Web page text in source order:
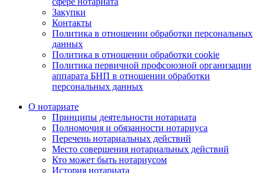
Закупки
Контакты
Политика в отношении обработки персональных
данных
Политика в отношении обработки cookie
Политика первичной профсоюзной организации
аппарата БНП в отношении обработки
персональных данных
О нотариате
Принципы деятельности нотариата
Полномочия и обязанности нотариуса
Перечень нотариальных действий
Место совершения нотариальных действий
Кто может быть нотариусом
История нотариата